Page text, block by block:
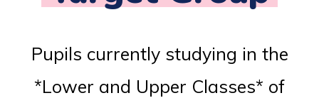
Pupils currently studying in the
*Lower and Upper Classes* of